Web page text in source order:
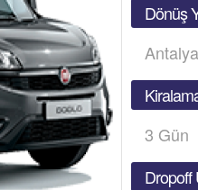
Dönüş
3 Gün
Dropoff